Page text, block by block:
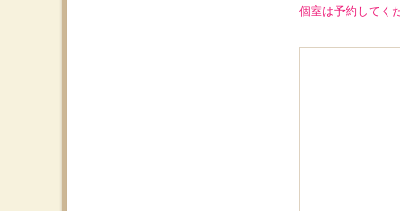
個室は予約してく